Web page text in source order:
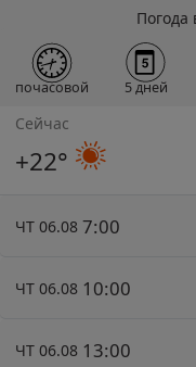
Погода
почасовой 5 дней
Сейчас
+22°
ЧТ 06.08 7:00
ЧТ 06.08 10:00
ЧТ 06.08 13:00